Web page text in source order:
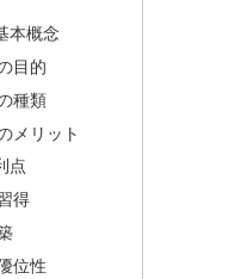
本概念
目的
種類
メリット
点
得
位性